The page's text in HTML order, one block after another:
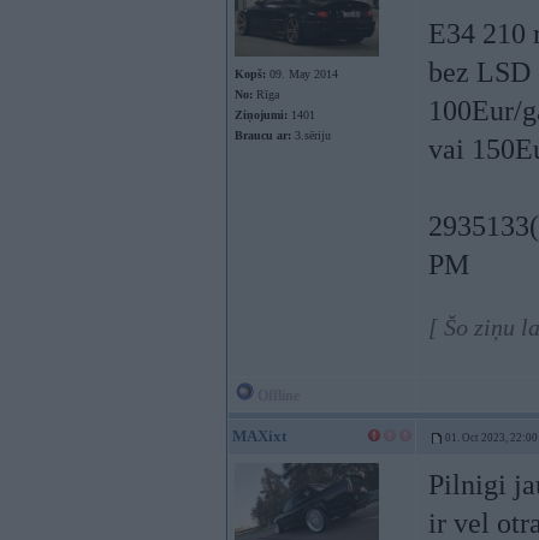
Kopš: 09. May 2014
No: Rīga
Ziņojumi: 1401
Braucu ar: 3.sēriju
E34 210
bez LSD
100Eur/
vai
PM
[ Šo ziņu
MAXixt 01. Oct 2023, 22:00
Pilnigi
ir vel